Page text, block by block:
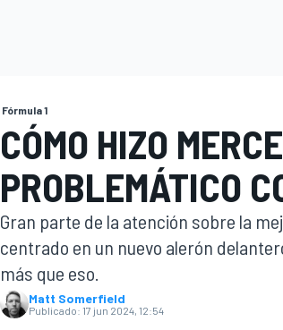
INDYCAR
Fórmula 1
CÓMO HIZO
PROBLEMÁTICO
Gran parte de la atención sobre la
centrado en un nuevo alerón
más que eso.
Matt Somerfield
Publicado: 17 jun 2024, 12:54